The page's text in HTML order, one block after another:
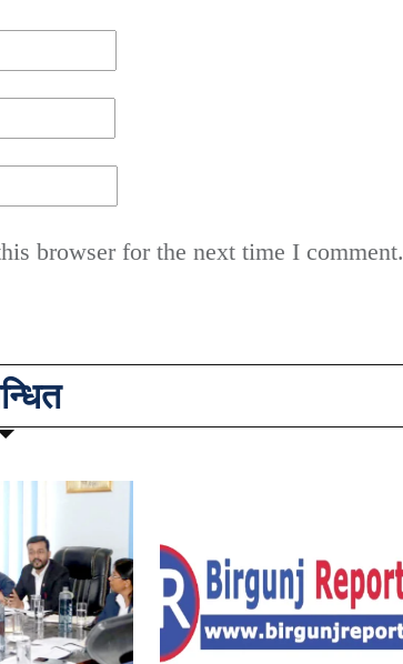
browser for the next time I comment.